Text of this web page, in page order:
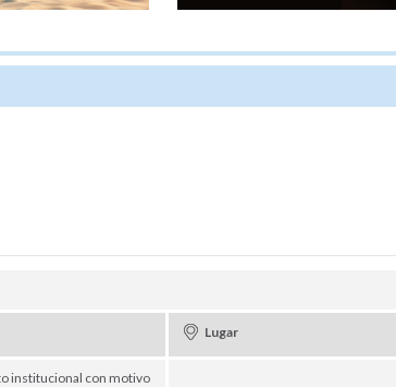
Lugar
institucional con motivo